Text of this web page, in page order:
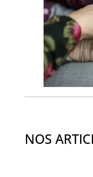
NOS